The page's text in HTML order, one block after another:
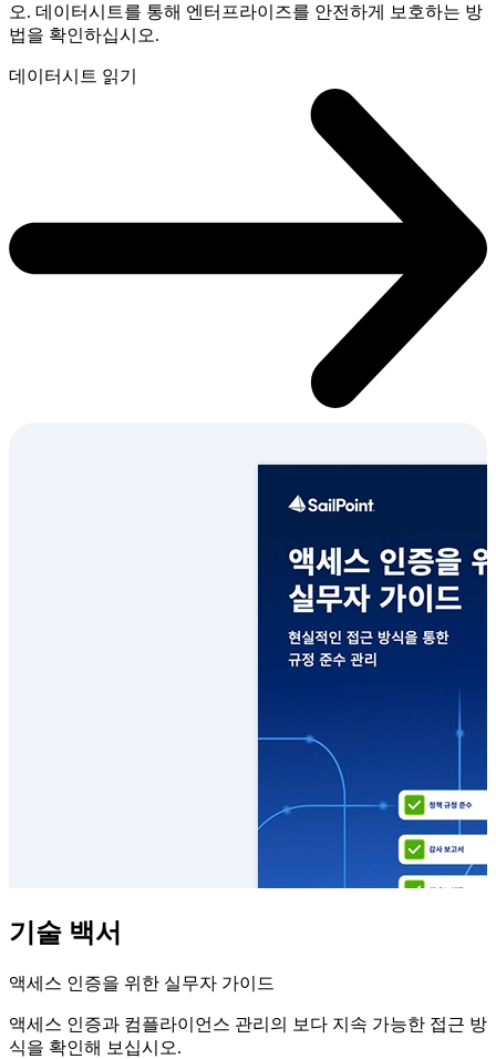
오. 데이터시트를 통해 엔터프라이즈를 안전하게 보호하는 방
법을 확인하십시오.
데이터시트 읽기
기술 백서
액세스 인증을 위한 실무자 가이드
액세스 인증과 컴플라이언스 관리의 보다 지속 가능한 접근 방
식을 확인해 보십시오.